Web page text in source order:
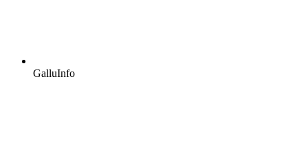
GalluInfo